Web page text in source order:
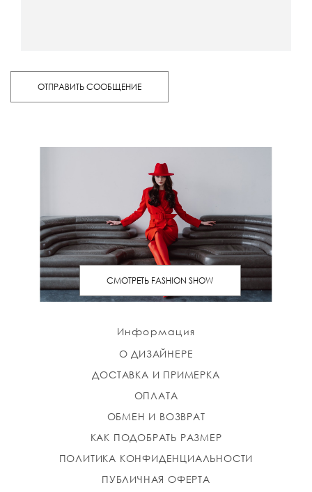
СМОТРЕТЬ FASHION SHOW
Информация
О ДИЗАЙНЕРЕ
ДОСТАВКА И ПРИМЕРКА
ОПЛАТА
ОБМЕН И ВОЗВРАТ
КАК ПОДОБРАТЬ РАЗМЕР
ПОЛИТИКА КОНФИДЕНЦИАЛЬНОСТИ
ПУБЛИЧНАЯ ОФЕРТА